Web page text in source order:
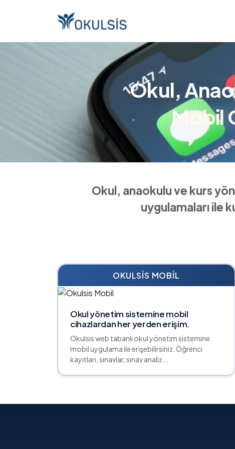
Okul,
Mobil
Okul, anaokulu ve kurs
uygulamaları ile
OKULSIS MOBIL
Okul yönetim sistemine mobil
cihazlardan her yerden erişim.
Okulsis web tabanlı okul yönetim sistemine
mobil uygulama ile erişebilirsiniz. Öğrenci
kayıtları, sınavlar, sınav analiz...